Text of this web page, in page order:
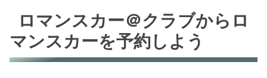
ロマンスカー＠クラブからロ
マンスカーを予約しよう